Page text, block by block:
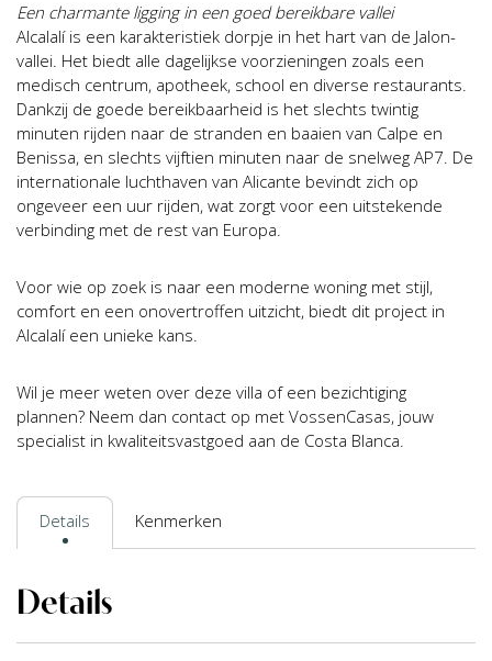
Een charmante ligging in een goed bereikbare vallei
Alcalalí is een karakteristiek dorpje in het hart van de Jalon-
vallei. Het biedt alle dagelijkse voorzieningen zoals een
medisch centrum, apotheek, school en diverse restaurants.
Dankzij de goede bereikbaarheid is het slechts twintig
minuten rijden naar de stranden en baaien van Calpe en
Benissa, en slechts vijftien minuten naar de snelweg AP7. De
internationale luchthaven van Alicante bevindt zich op
ongeveer een uur rijden, wat zorgt voor een uitstekende
verbinding met de rest van Europa.
Voor wie op zoek is naar een moderne woning met stijl,
comfort en een onovertroffen uitzicht, biedt dit project in
Alcalalí een unieke kans.
Wil je meer weten over deze villa of een bezichtiging
plannen? Neem dan contact op met VossenCasas, jouw
specialist in kwaliteitsvastgoed aan de Costa Blanca.
Details Kenmerken
Details